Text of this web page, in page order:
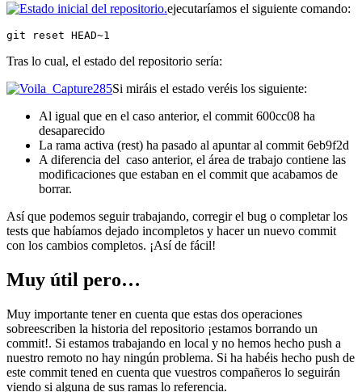
ejecutaríamos el siguiente comando:
git reset HEAD~1
Tras lo cual, el estado del repositorio sería:
Si miráis el estado veréis los siguiente:
Al igual que en el caso anterior, el commit 600cc08 ha
desaparecido
La rama activa (rest) ha pasado al apuntar al commit 6eb9f2d
A diferencia del caso anterior, el área de trabajo contiene las
modificaciones que estaban en el commit que acabamos de
borrar.
Así que podemos seguir trabajando, corregir el bug o completar los
tests que habíamos dejado incompletos y hacer un nuevo commit
con los cambios completos. ¡Así de fácil!
Muy útil pero…
Muy importante tener en cuenta que estas dos operaciones
sobreescriben la historia del repositorio ¡estamos borrando un
commit!. Si estamos trabajando en local y no hemos hecho push a
nuestro remoto no hay ningún problema. Si ha habéis hecho push de
este commit tened en cuenta que vuestros compañeros lo seguirán
viendo si alguna de sus ramas lo referencia.